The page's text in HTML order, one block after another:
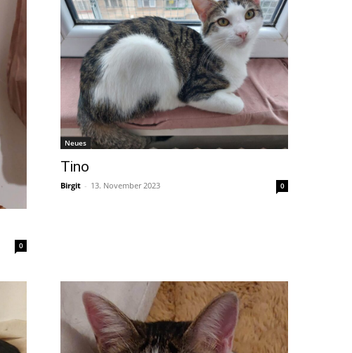
0
Neues
Tino
Birgit - 13. November 2023 0